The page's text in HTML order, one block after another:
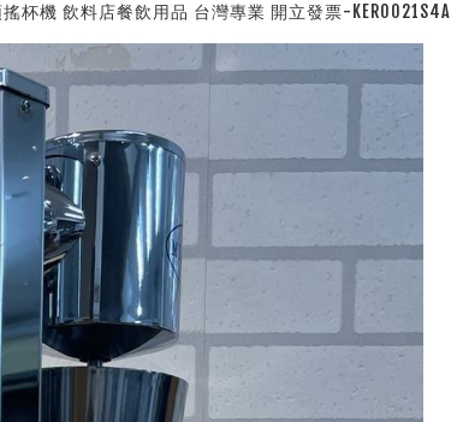
杯機 飲料店餐飲用品 台灣專業 開立發票-KER0021S4A